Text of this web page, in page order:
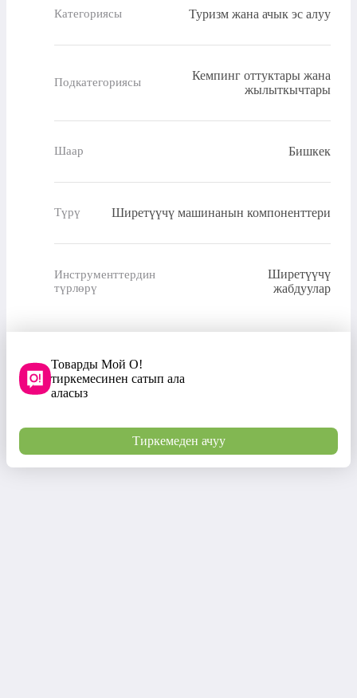
Категориясы Туризм жана ачык эс алуу
Подкатегориясы
Кемпинг оттуктары жана
жылыткычтары
Шаар Бишкек
Түрү Ширетүүчү машинанын компоненттери
Инструменттердин
түрлөрү
Ширетүүчү
жабдуулар
Товарды Мой О!
тиркемесинен сатып ала
аласыз
Тиркемеден ачуу